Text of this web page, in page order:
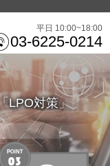
平日 10:00~18:00
03-6225-0214
LPO対策」